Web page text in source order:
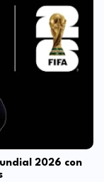
2026 con